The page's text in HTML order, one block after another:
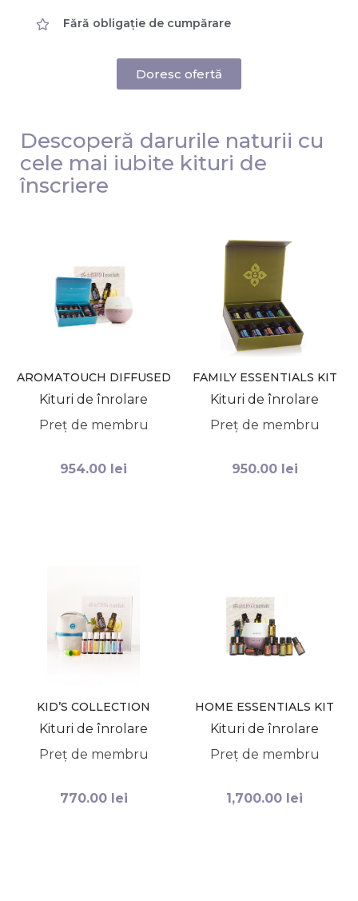
Fără obligație de cumpărare
Doresc ofertă
Descoperă darurile naturii cu
cele mai iubite kituri de
înscriere
AROMATOUCH DIFFUSED
KIT DOTERRA
Kituri de înrolare
Preț de membru
954.00 lei
FAMILY ESSENTIALS KIT
DOTERRA
Kituri de înrolare
Preț de membru
950.00 lei
KID’S COLLECTION
DOTERRA
Kituri de înrolare
Preț de membru
770.00 lei
HOME ESSENTIALS KIT
DOTERRA
Kituri de înrolare
Preț de membru
1,700.00 lei